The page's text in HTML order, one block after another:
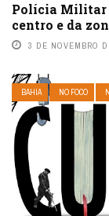
Polícia Militar
centro e da
3 DE NOVEMBRO
BAHIA NO FOCO